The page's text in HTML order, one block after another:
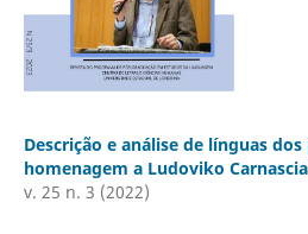
Descrição e análise de línguas
homenagem a Ludoviko
v. 25 n. 3 (2022)